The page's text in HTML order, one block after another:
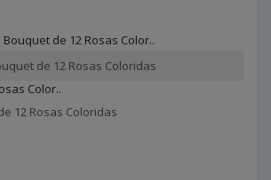
de 12 Rosas Coloridas
Color..
12 Rosas Coloridas